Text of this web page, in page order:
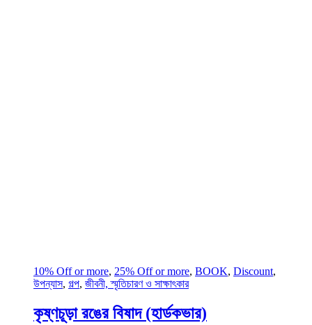
10% Off or more, 25% Off or more, BOOK, Discount,
উপন্যাস, গল্প, জীবনী, স্মৃতিচারণ ও সাক্ষাৎকার
কৃষ্ণচূড়া রঙের বিষাদ (হার্ডকভার)